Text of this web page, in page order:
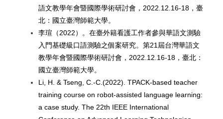
語文教學年會暨國際學術研討會，2022.12.16-18，臺
北：國立臺灣師範大學。
李瑄（2022）。在臺外籍看護工作者參與華語文測驗
入門基礎級口語測驗之個案研究。第21屆台灣華語文
教學年會暨國際學術研討會，2022.12.16-18，臺北：
國立臺灣師範大學。
Li, H. & Tseng, C.-C.(2022). TPACK-based teacher
training course on robot-assisted language learning:
a case study. The 22th IEEE International